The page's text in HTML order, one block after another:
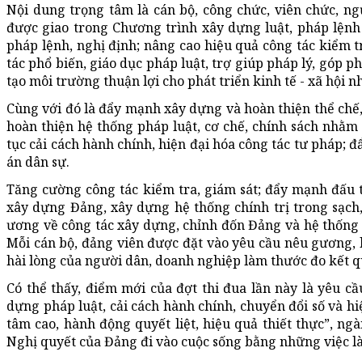
Nội dung trọng tâm là cán bộ, công chức, viên chức,
được giao trong Chương trình xây dựng luật, pháp
pháp lệnh, nghị định; nâng cao hiệu quả công tác kiểm
tác phổ biến, giáo dục pháp luật, trợ giúp pháp lý, góp
tạo môi trường thuận lợi cho phát triển kinh tế - xã hội
Cùng với đó là đẩy mạnh xây dựng và hoàn thiện thể
hoàn thiện hệ thống pháp luật, cơ chế, chính sách
tục cải cách hành chính, hiện đại hóa công tác tư pháp;
án dân sự.
Tăng cường công tác kiểm tra, giám sát; đẩy mạnh
xây dựng Đảng, xây dựng hệ thống chính trị trong
ương về công tác xây dựng, chỉnh đốn Đảng và hệ
Mỗi cán bộ, đảng viên được đặt vào yêu cầu nêu
hài lòng của người dân, doanh nghiệp làm thước đo kết
Có thể thấy, điểm mới của đợt thi đua lần này là yêu
dựng pháp luật, cải cách hành chính, chuyển đổi số và
tâm cao, hành động quyết liệt, hiệu quả thiết thực”,
Nghị quyết của Đảng đi vào cuộc sống bằng những việc